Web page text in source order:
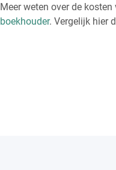
Meer weten over de
boekhouder. Vergelijk hier